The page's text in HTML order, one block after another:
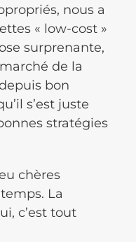
nous a
« low-cost »
surprenante,
de la
bon
s’est juste
stratégies
chères
La
c’est tout